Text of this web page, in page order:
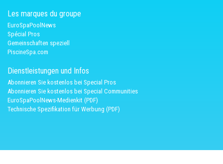
Les marques du groupe
EuroSpaPoolNews
Spécial Pros
Gemeinschaften speziell
PiscineSpa.com
Dienstleistungen und Infos
Abonnieren Sie kostenlos bei Special Pros
Abonnieren Sie kostenlos bei Special Communities
EuroSpaPoolNews-Medienkit (PDF)
Technische Spezifikation für Werbung (PDF)